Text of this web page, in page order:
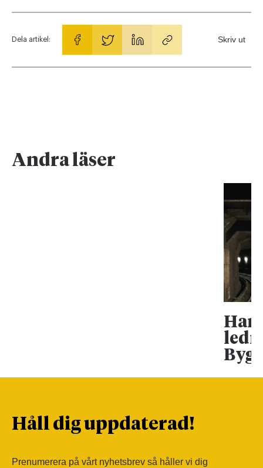
Dela artikel: Skriv ut
Andra läser
Han
Håll dig uppdaterad!
Prenumerera på vårt nyhetsbrev så håller vi dig